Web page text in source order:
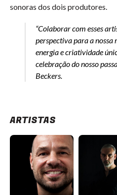
sonoras dos dois produtores.
“Colaborar com esses
perspectiva para a nossa
energia e criatividade
celebração do nosso
Beckers.
ARTISTAS